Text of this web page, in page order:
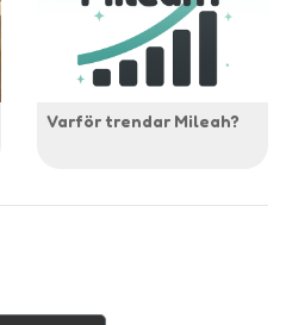
Varför trendar Mileah?